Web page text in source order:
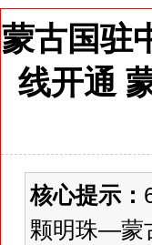
蒙古国驻
线开通
核心提示：
颗明珠—蒙